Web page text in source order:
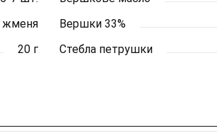
жменя Вершки 33%
20 г Стебла петрушки